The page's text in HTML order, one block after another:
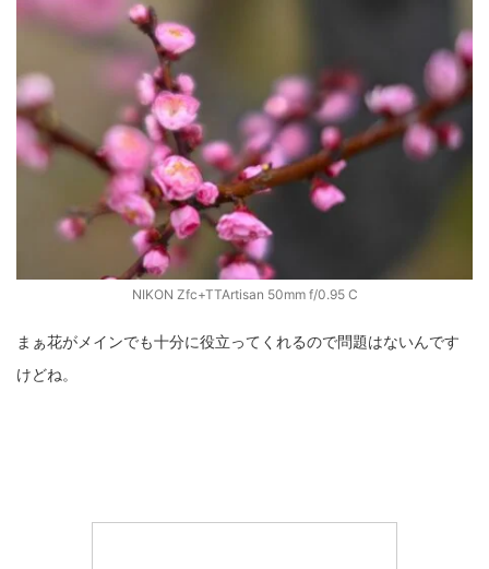
NIKON Zfc+TTArtisan 50mm f/0.95 C
まぁ花がメインでも十分に役立ってくれるので問題はないんです
けどね。